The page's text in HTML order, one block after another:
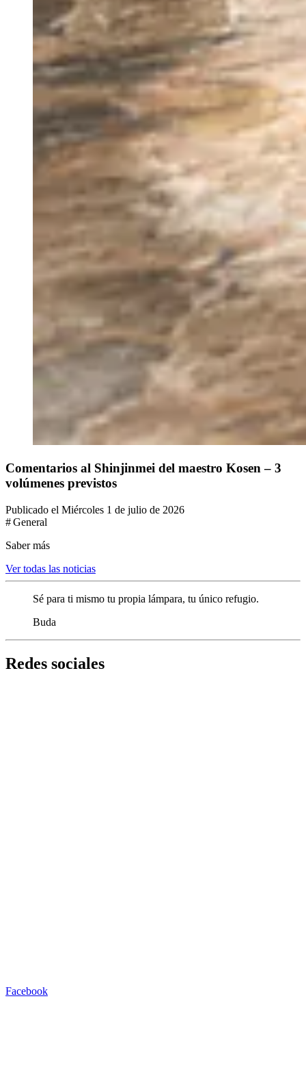
Comentarios al Shinjinmei del maestro Kosen – 3
volúmenes previstos
Publicado el Miércoles 1 de julio de 2026
# General
Saber más
Ver todas las noticias
Sé para ti mismo tu propia lámpara, tu único refugio.
Buda
Redes sociales
Facebook